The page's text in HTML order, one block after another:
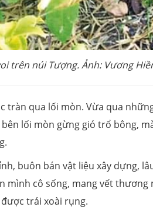
trên núi Tượng. Ảnh: Vương
tràn qua lối mòn. Vừa qua
lối mòn gừng gió trổ bông,
buôn bán vật liệu xây dựng,
mình cô sống, mang vết thương
trái xoài rụng.